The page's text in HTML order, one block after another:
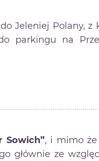
Jeleniej Polany, z
parkingu na
Sowich”, i mimo
głównie ze